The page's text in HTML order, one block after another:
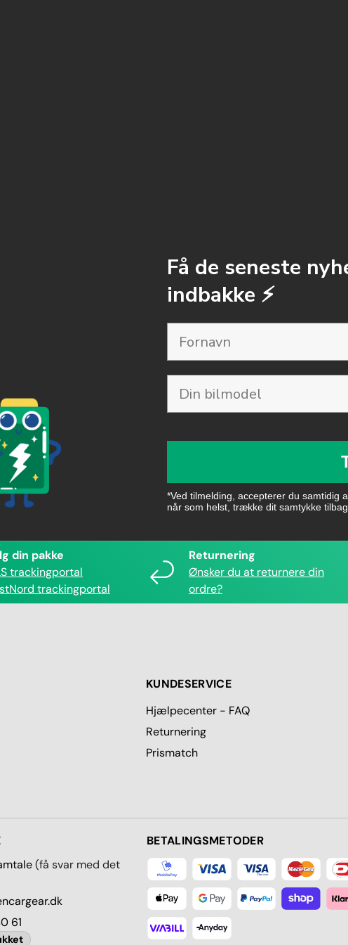
Få de seneste
indbakke ⚡️
*Ved tilmelding, accepterer du samtidig
når som helst, trække dit samtykke
din pakke
trackingportal
trackingportal
Returnering
Ønsker du at returnere din
ordre?
KUNDESERVICE
Hjælpecenter - FAQ
Returnering
Prismatch
(få svar med det
61
BETALINGSMETODER